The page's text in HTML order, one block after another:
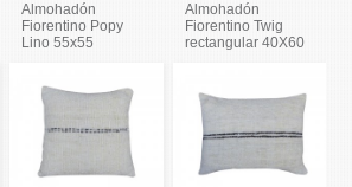
Almohadón
Fiorentino Popy
Lino 55x55
Almohadón
Fiorentino Twig
rectangular 40X60